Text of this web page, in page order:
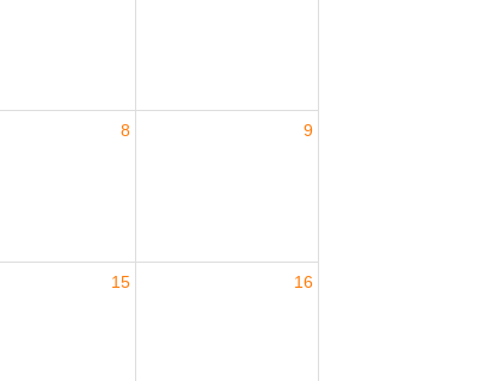
8 9
15 16